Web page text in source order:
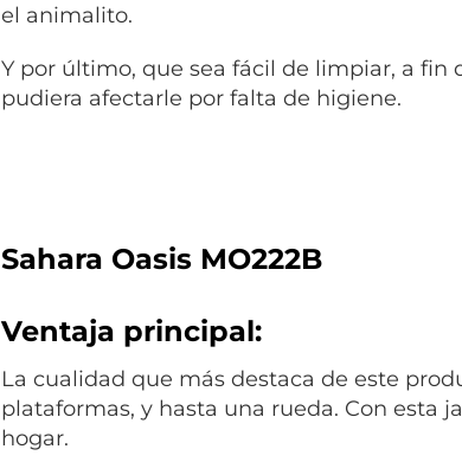
el animalito.
Y por último, que sea fácil de limpiar, a
pudiera afectarle por falta de higiene.
Sahara Oasis MO222B
Ventaja principal:
La cualidad que más destaca de este
plataformas, y hasta una rueda. Con esta
hogar.